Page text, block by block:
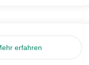
erfahren